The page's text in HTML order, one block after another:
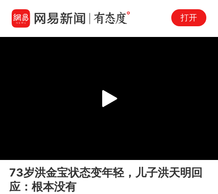
打开
Play
73岁洪金宝状态变年轻，儿子洪天明回
应：根本没有